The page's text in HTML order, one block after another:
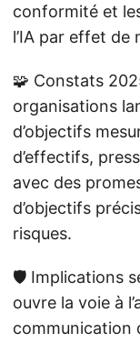
conformité et
l’IA par effet de
🧩 Constats
organisations
d’objectifs
d’effectifs,
avec des
d’objectifs
risques.
🛡️ Implications
ouvre la voie à
communication